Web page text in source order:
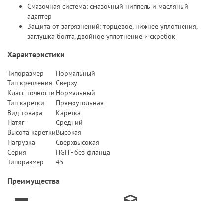
Смазочная система: смазочный ниппель и масляный
адаптер
Защита от загрязнений: торцевое, нижнее уплотнения,
заглушка болта, двойное уплотнение и скребок
Характеристики
Типоразмер
Нормальный
Тип крепления Сверху
Класс точности Нормальный
Тип каретки
Прямоугольная
Вид товара
Каретка
Натяг
Средний
Высота кареткиВысокая
Нагрузка
Сверхвысокая
Серия
HGH - без фланца
Типоразмер
45
Преимущества